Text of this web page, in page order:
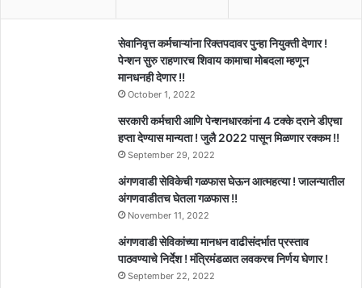
सेवानिवृत्त कर्मचाऱ्यांना रिक्तपदावर पुन्हा नियुक्ती देणार !
पेन्शन सुरु राहणारच शिवाय कामाचा मोबदला म्हणून
मानधनही देणार !!
October 1, 2022
सरकारी कर्मचारी आणि पेन्शनधारकांना 4 टक्के दराने डीएचा
हप्ता देण्यास मान्यता ! जुलै 2022 पासून मिळणार रक्कम !!
September 29, 2022
अंगणवाडी सेविकेची गळफास घेऊन आत्महत्या ! जालन्यातील
अंगणवाडीतच घेतला गळफास !!
November 11, 2022
अंगणवाडी सेविकांच्या मानधन वाढीसंदर्भात प्रस्ताव
पाठवण्याचे निर्देश ! मंत्रिमंडळात लवकरच निर्णय घेणार !
September 22, 2022